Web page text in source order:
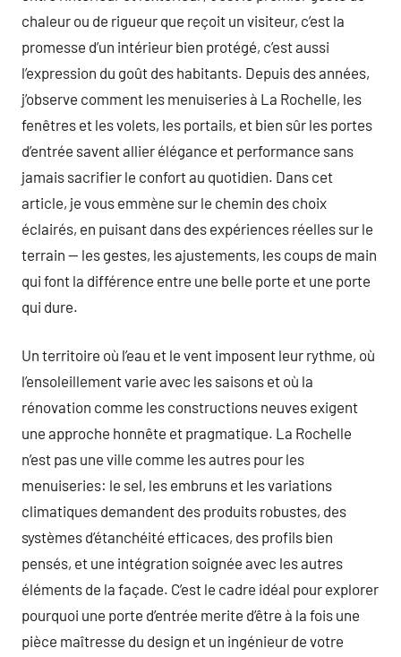
chaleur ou de rigueur que reçoit un visiteur, c’est la
promesse d’un intérieur bien protégé, c’est aussi
l’expression du goût des habitants. Depuis des années,
j’observe comment les menuiseries à La Rochelle, les
fenêtres et les volets, les portails, et bien sûr les portes
d’entrée savent allier élégance et performance sans
jamais sacrifier le confort au quotidien. Dans cet
article, je vous emmène sur le chemin des choix
éclairés, en puisant dans des expériences réelles sur le
terrain — les gestes, les ajustements, les coups de main
qui font la différence entre une belle porte et une porte
qui dure.
Un territoire où l’eau et le vent imposent leur rythme, où
l’ensoleillement varie avec les saisons et où la
rénovation comme les constructions neuves exigent
une approche honnête et pragmatique. La Rochelle
n’est pas une ville comme les autres pour les
menuiseries: le sel, les embruns et les variations
climatiques demandent des produits robustes, des
systèmes d’étanchéité efficaces, des profils bien
pensés, et une intégration soignée avec les autres
éléments de la façade. C’est le cadre idéal pour explorer
pourquoi une porte d’entrée merite d’être à la fois une
pièce maîtresse du design et un ingénieur de votre